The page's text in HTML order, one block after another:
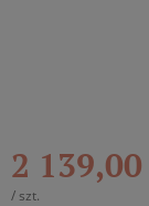
2 139,00
/ szt.